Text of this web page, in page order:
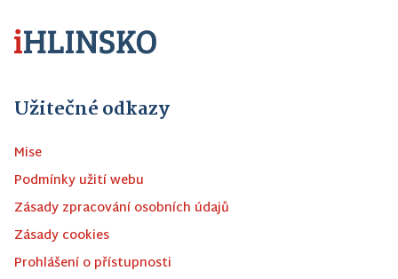
Užitečné odkazy
Mise
Podmínky užití webu
Zásady zpracování osobních údajů
Zásady cookies
Prohlášení o přístupnosti